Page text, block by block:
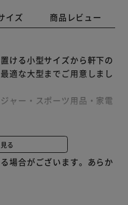
イズ 商品レビュー
ける小型サイズから軒下の
適な大型までご用意しまし
ャー・スポーツ用品・家電
しても♪
いますので、しなやかでス
タイプ）が使える金具付
る
場合がございます。あらか